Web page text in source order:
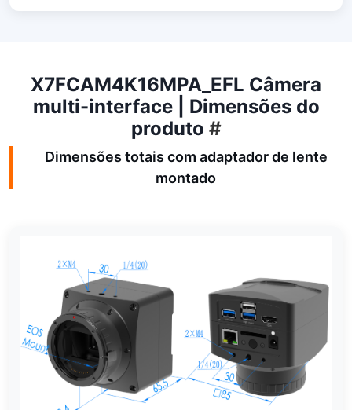
X7FCAM4K16MPA_EFL Câmera
multi-interface | Dimensões do
produto #
Dimensões totais com adaptador de lente
montado